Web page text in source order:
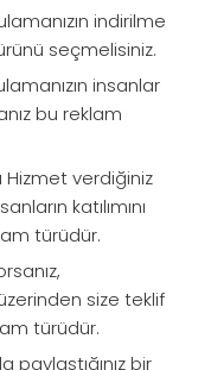
indirilme
seçmelisiniz.
insanlar
bu reklam
Hizmet verdiğiniz
katılımını
türüdür.
üzerinden size teklif
türüdür.
paylaştığınız bir